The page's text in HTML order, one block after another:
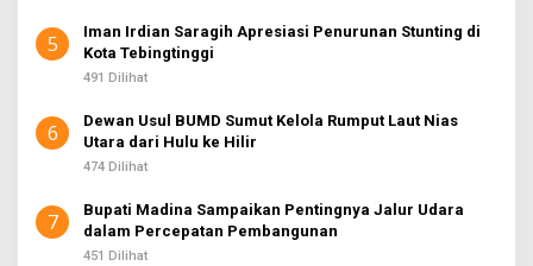
5
Iman Irdian Saragih Apresiasi Penurunan Stunting di
Kota Tebingtinggi
491 Dilihat
6
Dewan Usul BUMD Sumut Kelola Rumput Laut Nias
Utara dari Hulu ke Hilir
474 Dilihat
7
Bupati Madina Sampaikan Pentingnya Jalur Udara
dalam Percepatan Pembangunan
451 Dilihat